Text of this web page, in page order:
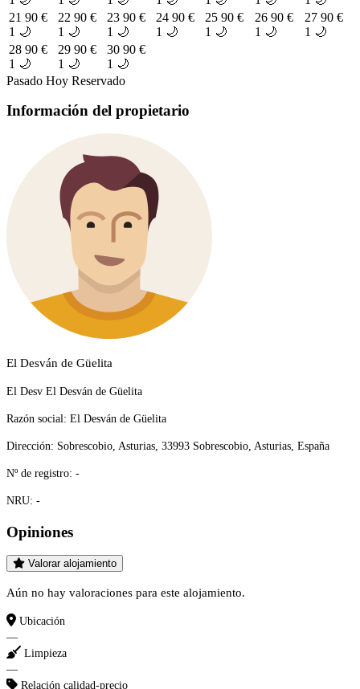
21 90 €
1 🌙
22 90 €
1 🌙
23 90 €
1 🌙
24 90 €
1 🌙
25 90 €
1 🌙
26 90 €
1 🌙
27 90 €
1 🌙
28 90 €
1 🌙
29 90 €
1 🌙
30 90 €
1 🌙
Pasado Hoy Reservado
Información del propietario
El Desván de Güelita
El Desv El Desván de Güelita
Razón social: El Desván de Güelita
Dirección: Sobrescobio, Asturias, 33993 Sobrescobio, Asturias, España
Nº de registro: -
NRU: -
Opiniones
Valorar alojamiento
Aún no hay valoraciones para este alojamiento.
Ubicación
—
Limpieza
—
Relación calidad-precio